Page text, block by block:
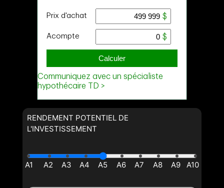
RENDEMENT POTENTIEL DE
L'INVESTISSEMENT